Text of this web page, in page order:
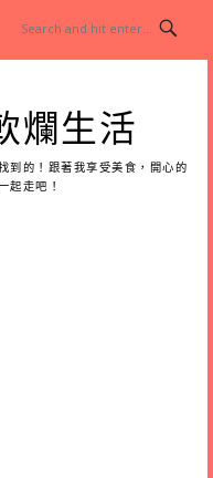
爛生活
到的！跟著我享受美食，開心的
起走吧！